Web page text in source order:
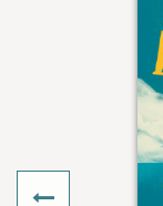
Previous